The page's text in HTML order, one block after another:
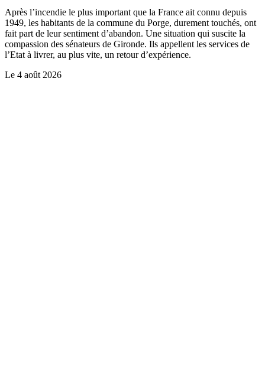
Après l’incendie le plus important que la France ait connu depuis
1949, les habitants de la commune du Porge, durement touchés, ont
fait part de leur sentiment d’abandon. Une situation qui suscite la
compassion des sénateurs de Gironde. Ils appellent les services de
l’Etat à livrer, au plus vite, un retour d’expérience.
Le 4 août 2026